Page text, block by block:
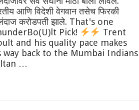
आणि विदेशी वेगवान तसेच फिरकी
करोडपती झाले. That's one
Pick!
Trent
and his quality pace makes
way back to the Mumbai Indians
…